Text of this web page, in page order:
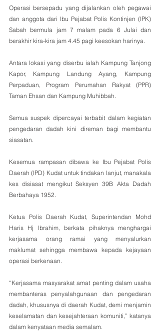
Operasi bersepadu yang dijalankan oleh pegawai
dan anggota dari Ibu Pejabat Polis Kontinjen (IPK)
Sabah bermula jam 7 malam pada 6 Julai dan
berakhir kira-kira jam 4.45 pagi keesokan harinya.
Antara lokasi yang diserbu ialah Kampung Tanjong
Kapor, Kampung Landung Ayang, Kampung
Perpaduan, Program Perumahan Rakyat (PPR)
Taman Ehsan dan Kampung Muhibbah.
Semua suspek dipercayai terbabit dalam kegiatan
pengedaran dadah kini direman bagi membantu
siasatan.
Kesemua rampasan dibawa ke Ibu Pejabat Polis
Daerah (IPD) Kudat untuk tindakan lanjut, manakala
kes disiasat mengikut Seksyen 39B Akta Dadah
Berbahaya 1952.
Ketua Polis Daerah Kudat, Superintendan Mohd
Haris Hj Ibrahim, berkata pihaknya menghargai
kerjasama orang ramai yang menyalurkan
maklumat sehingga membawa kepada kejayaan
operasi berkenaan.
“Kerjasama masyarakat amat penting dalam usaha
membanteras penyalahgunaan dan pengedaran
dadah, khususnya di daerah Kudat, demi menjamin
keselamatan dan kesejahteraan komuniti,” katanya
dalam kenyataan media semalam.